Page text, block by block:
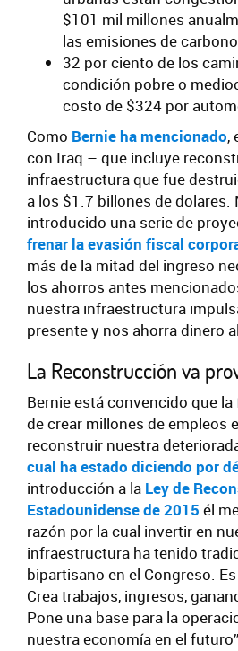
$101 mil millones
las emisiones de
32 por ciento de los
condición pobre o
costo de $324 por
Como Bernie ha mencionado,
con Iraq – que incluye
infraestructura que fue
a los $1.7 billones de dolares.
introducido una serie de
frenar la evasión fiscal
más de la mitad del ingreso
los ahorros antes
nuestra infraestructura
presente y nos ahorra dinero
La Reconstrucción va
Bernie está convencido que
de crear millones de empleos
reconstruir nuestra
cual ha estado diciendo por
introducción a la Ley de
Estadounidense de 2015 él
razón por la cual invertir en
infraestructura ha tenido
bipartisano en el Congreso.
Crea trabajos, ingresos,
Pone una base para la
nuestra economía en el